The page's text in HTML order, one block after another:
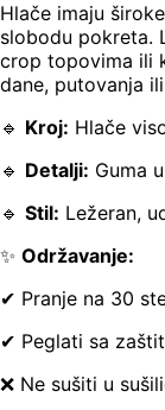
Hlače imaju
slobodu pokreta.
crop topovima ili
dane, putovanja
🔹 Kroj: Hlače
🔹 Detalji: Guma
🔹 Stil: Ležeran,
✨ Održavanje:
✔ Pranje na 30
✔ Peglati sa
❌ Ne sušiti u